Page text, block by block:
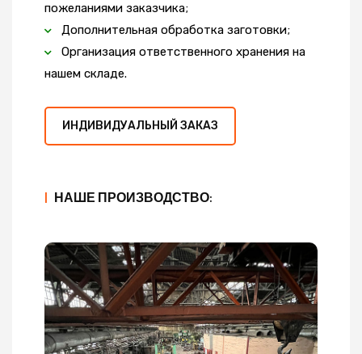
пожеланиями заказчика;
Дополнительная обработка заготовки;
Организация ответственного хранения на
нашем складе.
ИНДИВИДУАЛЬНЫЙ ЗАКАЗ
| НАШЕ ПРОИЗВОДСТВО: